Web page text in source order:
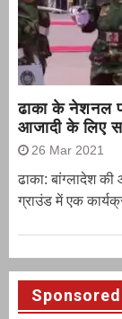
ढाका के नेशनल
आजादी के लिए
26 Mar 2021
ढाका: बांग्लादेश
ग्राउंड में एक